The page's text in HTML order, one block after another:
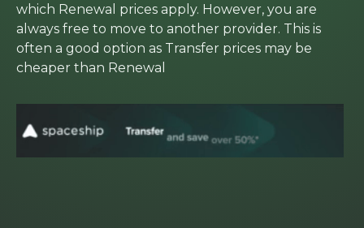
which Renewal prices apply. However, you are
always free to move to another provider. This is
often a good option as Transfer prices may be
cheaper than Renewal